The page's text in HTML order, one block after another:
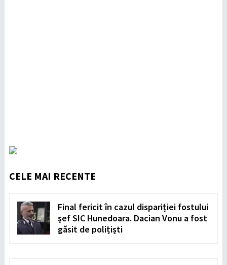
CELE MAI RECENTE
Final fericit în cazul dispariției fostului
șef SIC Hunedoara. Dacian Vonu a fost
găsit de polițiști